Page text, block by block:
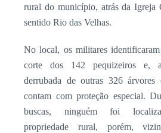
rural do município, atrás da Igreja
sentido Rio das Velhas.
No local, os militares
corte dos 142 pequizeiros e,
derrubada de outras 326 árvores
contam com proteção especial.
buscas, ninguém foi
propriedade rural, porém,